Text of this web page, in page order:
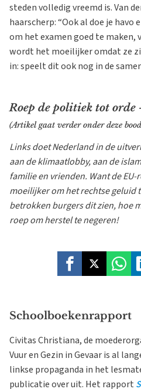
steden volledig vreemd is. Van
haarscherp: “Ook al doe je
om het examen goed te maken,
wordt het moeilijker omdat ze
in: speelt dit ook nog in de
Roep de politiek tot
(Artikel gaat verder onder deze
Links doet Nederland in de
aan de klimaatlobby, aan de
familie en vrienden. Want de
moeilijker om het rechtse geluid
betrokken burgers dit zien, hoe
roep om herstel te negeren!
Schoolboekenrapport
Civitas Christiana, de
Vuur en Gezin in Gevaar is al
linkse propaganda in het
publicatie over uit. Het rapport